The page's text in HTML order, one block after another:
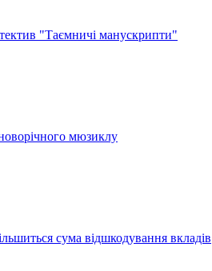
"Таємничі манускрипти"
мюзиклу
сума відшкодування вкладів